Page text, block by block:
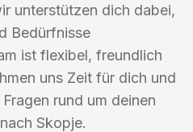
unterstützen dich dabei,
Bedürfnisse
ist flexibel, freundlich
uns Zeit für dich und
rund um deinen
Skopje.